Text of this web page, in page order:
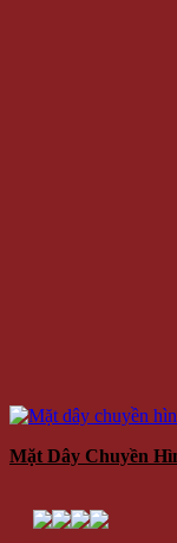
Mặt Dây Chuyền